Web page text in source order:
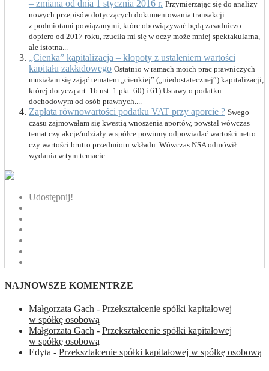
– zmiana od dnia 1 stycznia 2016 r. Przymierzając się do analizy
nowych przepisów dotyczących dokumentowania transakcji
z podmiotami powiązanymi, które obowiązywać będą zasadniczo
dopiero od 2017 roku, rzuciła mi się w oczy może mniej spektakularna,
ale istotna...
„Cienka” kapitalizacja – kłopoty z ustaleniem wartości
kapitału zakładowego Ostatnio w ramach moich prac prawniczych
musiałam się zająć tematem „cienkiej” („niedostatecznej”) kapitalizacji,
której dotyczą art. 16 ust. 1 pkt. 60) i 61) Ustawy o podatku
dochodowym od osób prawnych....
Zapłata równowartości podatku VAT przy aporcie ? Swego
czasu zajmowałam się kwestią wnoszenia aportów, powstał wówczas
temat czy akcje/udziały w spółce powinny odpowiadać wartości netto
czy wartości brutto przedmiotu wkładu. Wówczas NSA odmówił
wydania w tym temacie...
Udostępnij!
NAJNOWSZE KOMENTRZE
Małgorzata Gach - Przekształcenie spółki kapitałowej
w spółkę osobową
Małgorzata Gach - Przekształcenie spółki kapitałowej
w spółkę osobową
Edyta - Przekształcenie spółki kapitałowej w spółkę osobową